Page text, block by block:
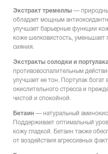
Экстракт тремеллы —
обладает мощным
улучшает барьерные функции
коже шелковистость, уменьшает
сияния.
Экстракты солодки и
противовоспалительным
улучшает ее тон. Портулак
окислительного стресса и
чистой и спокойной.
Бетаин — натуральный
Поддерживает оптимальный
кожу гладкой. Бетаин также
от воздействия агрессивных